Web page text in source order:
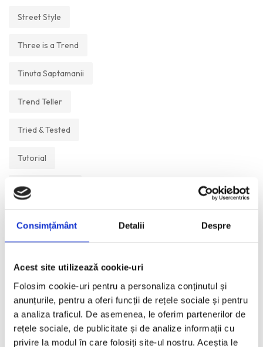
Consimțământ Detalii Despre
Acest site utilizează cookie-uri
Folosim cookie-uri pentru a personaliza conținutul și
anunțurile, pentru a oferi funcții de rețele sociale și pentru
a analiza traficul. De asemenea, le oferim partenerilor de
rețele sociale, de publicitate și de analize informații cu
privire la modul în care folosiți site-ul nostru. Aceștia le
Street Style
Three is a Trend
Tinuta Saptamanii
Trend Teller
Tried & Tested
Tutorial
Un Muzeu Pe Zi
Visual Postcards
We like
ANI: